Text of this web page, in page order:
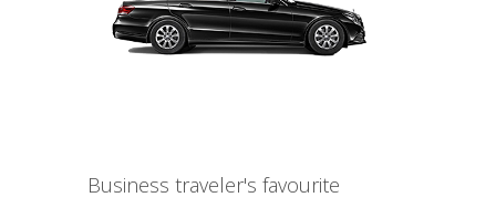
Business traveler's favourite